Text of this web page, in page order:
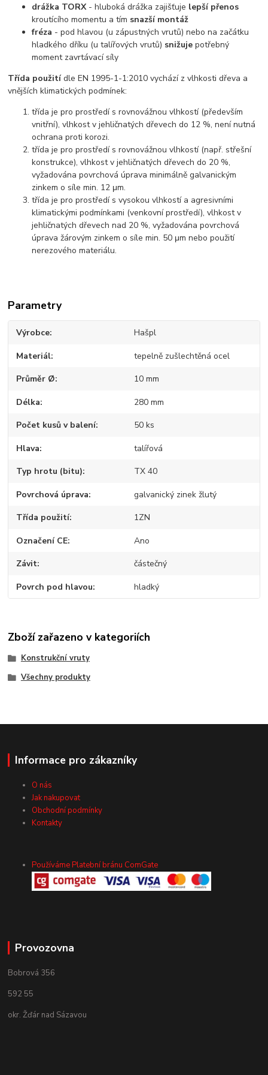
drážka TORX- hluboká drážka zajišťuje lepší přenos
kroutícího momentu a tím snazší montáž
fréza - pod hlavou (u zápustných vrutů) nebo na začátku
hladkého dříku (u talířových vrutů) snižujepotřebný
moment zavrtávací síly
Třída použitídle EN 1995-1-1:2010 vychází z vlhkosti dřeva a
vnějších klimatických podmínek:
třída je pro prostředí s rovnovážnou vlhkostí (především
vnitřní), vlhkost v jehličnatých dřevech do 12 %, není nutná
ochrana proti korozi.
třída je pro prostředí s rovnovážnou vlhkostí (např. střešní
konstrukce), vlhkost v jehličnatých dřevech do 20 %,
vyžadována povrchová úprava minimálně galvanickým
zinkem o síle min. 12 μm.
třída je pro prostředí s vysokou vlhkostí a agresivními
klimatickými podmínkami (venkovní prostředí), vlhkost v
jehličnatých dřevech nad 20 %, vyžadována povrchová
úprava žárovým zinkem o síle min. 50 μm nebo použití
nerezového materiálu.
Parametry
Výrobce Hašpl
Materiál tepelně zušlechtěná ocel
Průměr Ø 10 mm
Délka 280 mm
Počet kusů v balení 50 ks
Hlava talířová
Typ hrotu (bitu) TX 40
Povrchová úprava galvanický zinek žlutý
Třída použití 1ZN
Označení CE Ano
Závit částečný
Povrch pod hlavou hladký
Zboží zařazeno v kategoriích
Konstrukční vruty
Všechny produkty
Informace pro zákazníky
O nás
Jak nakupovat
Obchodní podmínky
Kontakty
Používáme Platební bránu ComGate
Provozovna
Bobrová 356
592 55
okr. Žďár nad Sázavou